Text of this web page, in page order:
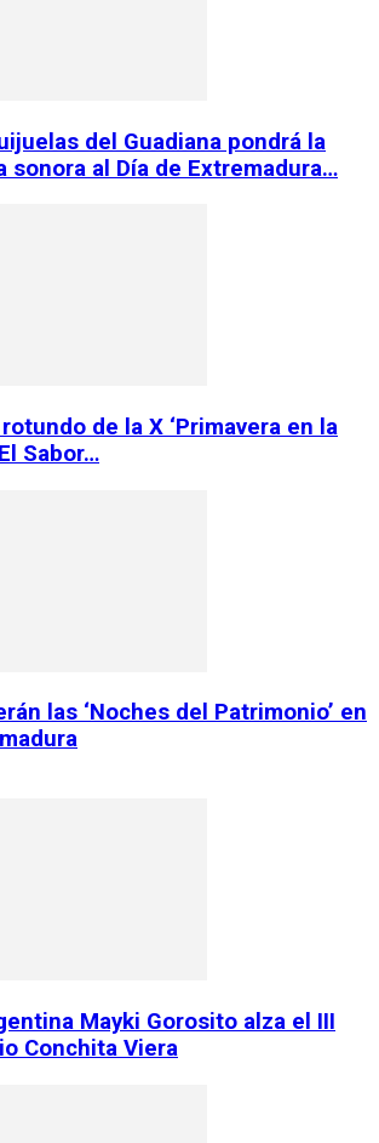
del Guadiana pondrá la
sonora al Día de Extremadura…
de la X ‘Primavera en la
Sabor…
las ‘Noches del Patrimonio’ en
Mayki Gorosito alza el III
Conchita Viera